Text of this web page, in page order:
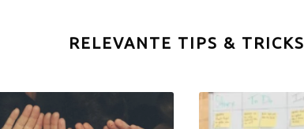
RELEVANTE TIPS & TRICKS